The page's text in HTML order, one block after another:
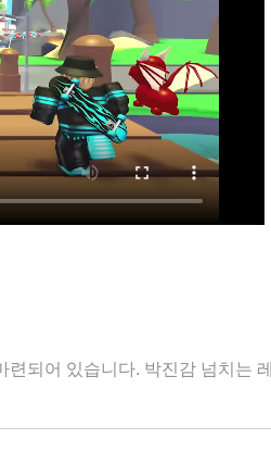
되어 있습니다. 박진감 넘치는
거나, 예측할 수 없는 환경에서